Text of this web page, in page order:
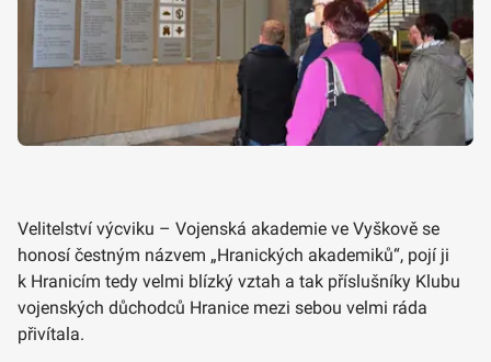
Velitelství výcviku – Vojenská akademie ve Vyškově se
honosí čestným názvem „Hranických akademiků“, pojí ji
k Hranicím tedy velmi blízký vztah a tak příslušníky Klubu
vojenských důchodců Hranice mezi sebou velmi ráda
přivítala.